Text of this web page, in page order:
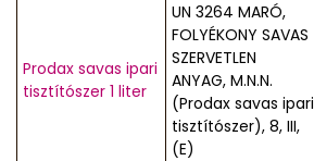
Prodax savas ipari
tisztítószer 1 liter
UN 3264 MARÓ,
FOLYÉKONY SAVAS
SZERVETLEN
ANYAG, M.N.N.
(Prodax savas ipari
tisztítószer), 8, III,
(E)